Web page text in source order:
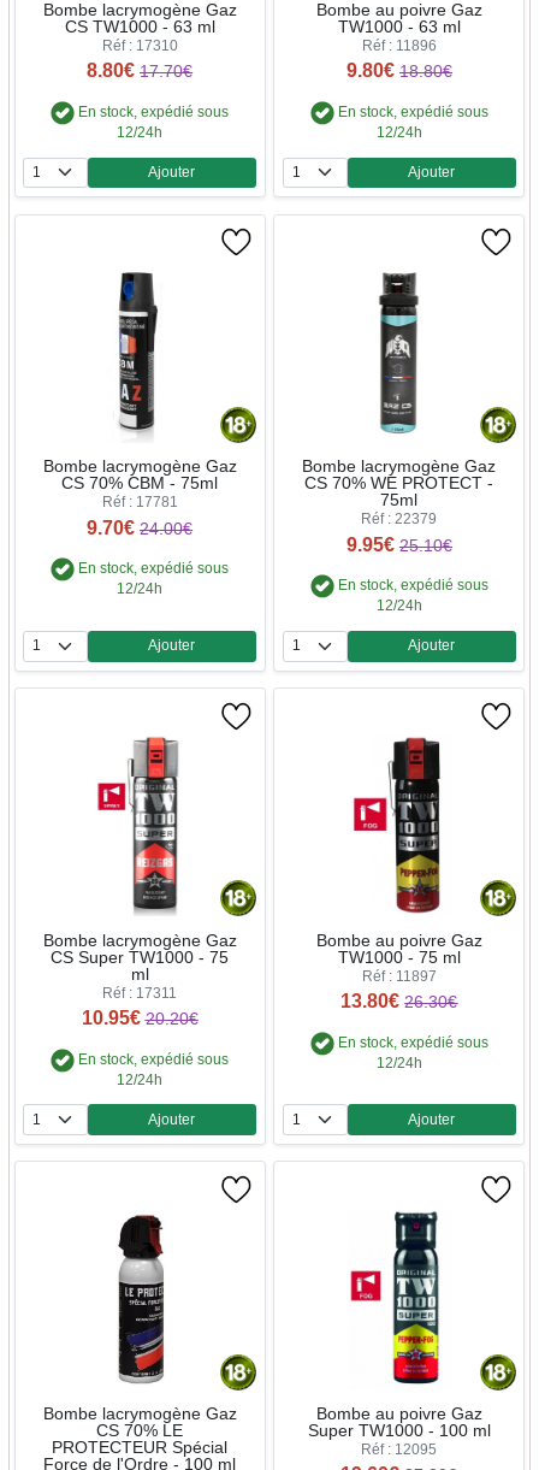
Bombe lacrymogène Gaz
CS TW1000 - 63 ml
Réf : 17310
8.80€ 17.70€
En stock, expédié sous
12/24h
Quantité
Ajouter
Bombe au poivre Gaz
TW1000 - 63 ml
Réf : 11896
9.80€ 18.80€
En stock, expédié sous
12/24h
Quantité
Ajouter
Bombe lacrymogène Gaz
CS 70% CBM - 75ml
Réf : 17781
9.70€ 24.00€
En stock, expédié sous
12/24h
Quantité
Ajouter
Bombe lacrymogène Gaz
CS 70% WE PROTECT -
75ml
Réf : 22379
9.95€ 25.10€
En stock, expédié sous
12/24h
Quantité
Ajouter
Bombe lacrymogène Gaz
CS Super TW1000 - 75
ml
Réf : 17311
10.95€ 20.20€
En stock, expédié sous
12/24h
Quantité
Ajouter
Bombe au poivre Gaz
TW1000 - 75 ml
Réf : 11897
13.80€ 26.30€
En stock, expédié sous
12/24h
Quantité
Ajouter
Bombe lacrymogène Gaz
CS 70% LE
PROTECTEUR Spécial
Force de l'Ordre - 100 ml
Bombe au poivre Gaz
Super TW1000 - 100 ml
Réf : 12095